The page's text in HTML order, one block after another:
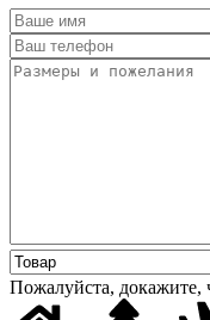
Пожалуйста, докажите,